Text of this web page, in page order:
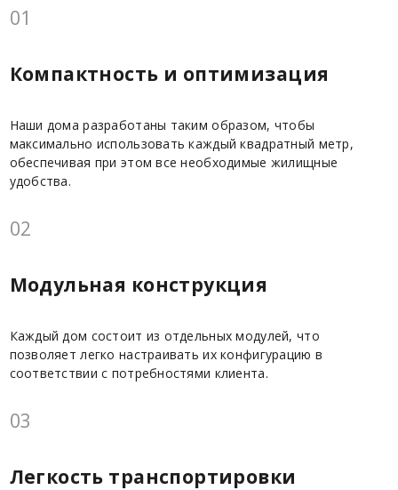
01
Компактность и оптимизация
Наши дома разработаны таким образом, чтобы
максимально использовать каждый квадратный метр,
обеспечивая при этом все необходимые жилищные
удобства.
02
Модульная конструкция
Каждый дом состоит из отдельных модулей, что
позволяет легко настраивать их конфигурацию в
соответствии с потребностями клиента.
03
Легкость транспортировки